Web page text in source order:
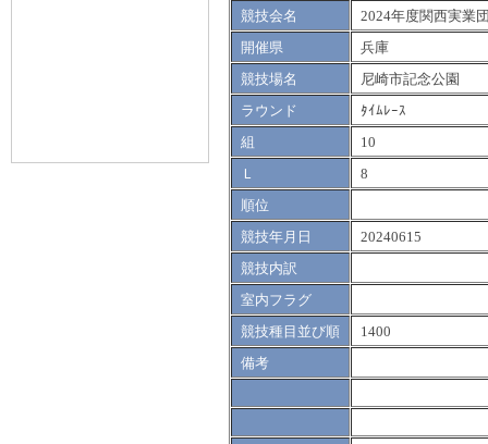
競技会名
2024年度関西実業
開催県
兵庫
競技場名
尼崎市記念公園
ラウンド
ﾀｲﾑﾚｰｽ
組
10
Ｌ
8
順位
競技年月日
20240615
競技内訳
室内フラグ
競技種目並び順
1400
備考